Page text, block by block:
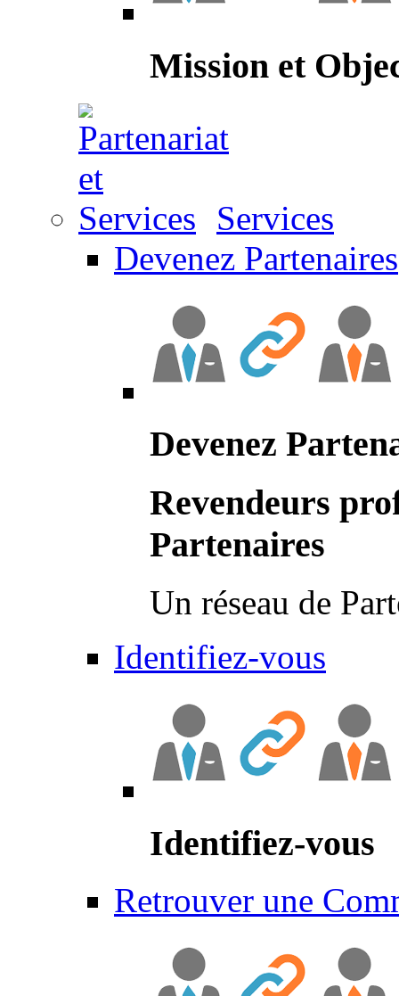
Mission et
Services
Devenez Partenaires
Devenez
Revendeurs
Partenaires
Un réseau de
Identifiez-vous
Identifiez-vous
Retrouver une